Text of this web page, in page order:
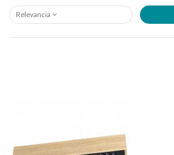
Relevancia